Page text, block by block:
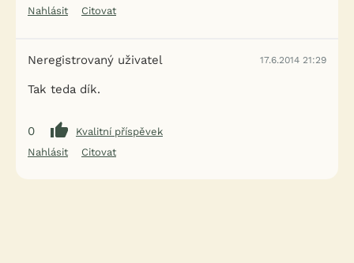
Nahlásit
Citovat
Neregistrovaný uživatel 17.6.2014 21:29
Tak teda dík.
0
Kvalitní příspěvek
Nahlásit
Citovat